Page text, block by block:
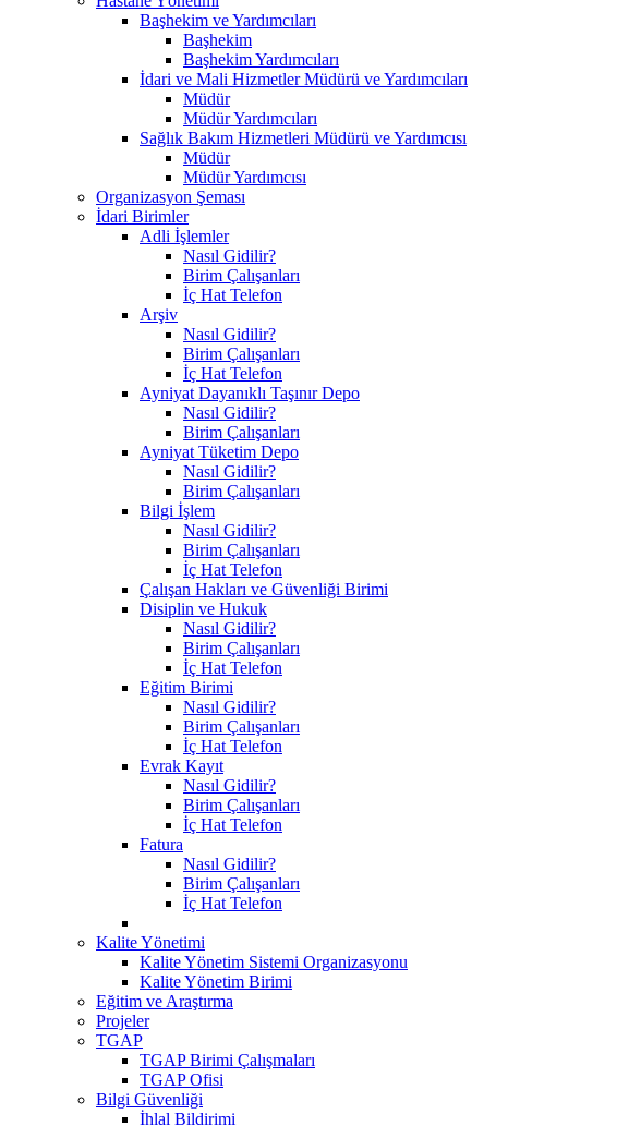
Başhekim ve Yardımcıları
Başhekim
Başhekim Yardımcıları
İdari ve Mali Hizmetler Müdürü ve Yardımcıları
Müdür
Müdür Yardımcıları
Sağlık Bakım Hizmetleri Müdürü ve Yardımcısı
Müdür
Müdür Yardımcısı
Organizasyon Şeması
İdari Birimler
Adli İşlemler
Nasıl Gidilir?
Birim Çalışanları
İç Hat Telefon
Arşiv
Nasıl Gidilir?
Birim Çalışanları
İç Hat Telefon
Ayniyat Dayanıklı Taşınır Depo
Nasıl Gidilir?
Birim Çalışanları
Ayniyat Tüketim Depo
Nasıl Gidilir?
Birim Çalışanları
Bilgi İşlem
Nasıl Gidilir?
Birim Çalışanları
İç Hat Telefon
Çalışan Hakları ve Güvenliği Birimi
Disiplin ve Hukuk
Nasıl Gidilir?
Birim Çalışanları
İç Hat Telefon
Eğitim Birimi
Nasıl Gidilir?
Birim Çalışanları
İç Hat Telefon
Evrak Kayıt
Nasıl Gidilir?
Birim Çalışanları
İç Hat Telefon
Fatura
Nasıl Gidilir?
Birim Çalışanları
İç Hat Telefon
Kalite Yönetimi
Kalite Yönetim Sistemi Organizasyonu
Kalite Yönetim Birimi
Eğitim ve Araştırma
Projeler
TGAP
TGAP Birimi Çalışmaları
TGAP Ofisi
Bilgi Güvenliği
İhlal Bildirimi